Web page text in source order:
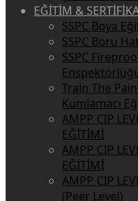
EĞİTİM &
SSPC Boya
SSPC Boru
SSPC
Train The
Kumlamacı
AMPP CIP
EĞİTİMİ
AMPP CIP
EĞİTİMİ
AMPP CIP
(Peer Level)